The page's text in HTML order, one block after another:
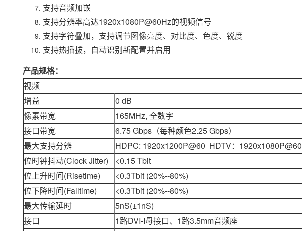
支持音频加嵌
支持分辨率高达1920x1080P@60Hz的视频信号
支持字符叠加，支持调节图像亮度、对比度、色度、锐度
支持热插拔，自动识别新配置并启用
产品规格：
视频
增益
0 dB
像素带宽
165MHz, 全数字
接口带宽
6.75 Gbps（每种颜色2.25 Gbps）
最大支持分辨
HDPC: 1920x1200P@60 HDTV：1920x1080P@60
位时钟抖动(Clock Jitter)
<0.15 Tbit
位上升时间(Risetime)
<0.3Tbit (20%--80%)
位下降时间(Falltime)
<0.3Tbit (20%--80%)
最大传输延时
5nS(±1nS)
接口
1路DVI-I母接口、1路3.5mm音频座